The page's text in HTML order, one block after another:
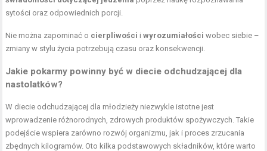
sytości oraz odpowiednich porcji.
Nie można zapominać o cierpliwości iwyrozumiałości wobec siebie –
zmiany w stylu życia potrzebują czasu oraz konsekwencji.
Jakie pokarmy powinny być w diecie odchudzającej dla
nastolatków?
W diecie odchudzającej dla młodzieży niezwykle istotne jest
wprowadzenie różnorodnych, zdrowych produktów spożywczych. Takie
podejście wspiera zarówno rozwój organizmu, jak i proces zrzucania
zbędnych kilogramów. Oto kilka podstawowych składników, które warto